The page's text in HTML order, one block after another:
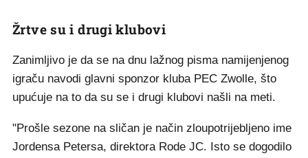
Žrtve su i drugi klubovi
Zanimljivo je da se na dnu lažnog pisma namijenjenog
igraču navodi glavni sponzor kluba PEC Zwolle, što
upućuje na to da su se i drugi klubovi našli na meti.
"Prošle sezone na sličan je način zloupotrijebljeno ime
Jordensa Petersa, direktora Rode JC. Isto se dogodilo